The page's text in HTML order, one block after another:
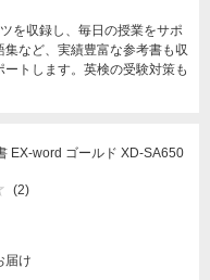
を収録し、毎日の授業をサポ
など、実績豊富な参考書も収
トします。英検の受験対策も
EX-word ゴールド XD-SA650
(2)
届け